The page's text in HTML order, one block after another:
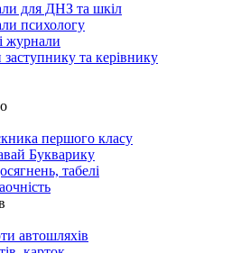
для ДНЗ та шкіл
психологу
журнали
та керівнику
першого класу
Букварику
табелі
автошляхів